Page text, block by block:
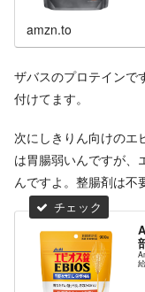
amzn.to
ザバスのプロテインで
付けてます。
次にしきりん向けのエ
は胃腸弱いんですが、
んですよ。整腸剤は不